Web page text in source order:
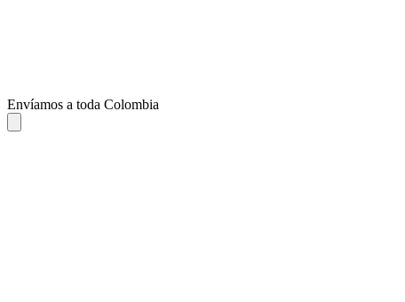
Envíamos a toda Colombia